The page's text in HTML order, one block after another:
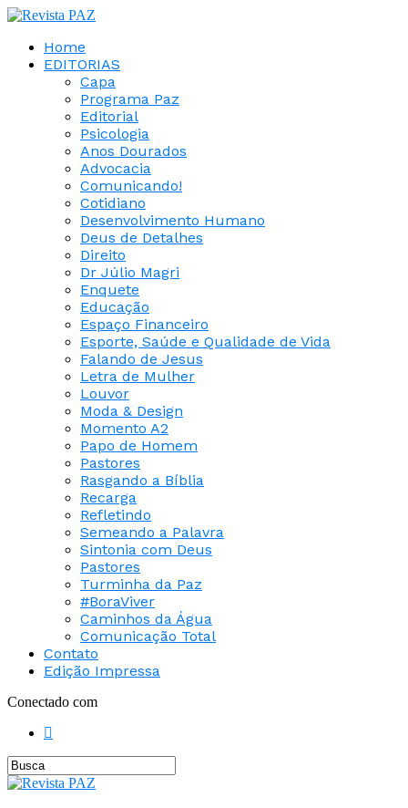
Home
EDITORIAS
Capa
Programa Paz
Editorial
Psicologia
Anos Dourados
Advocacia
Comunicando!
Cotidiano
Desenvolvimento Humano
Deus de Detalhes
Direito
Dr Júlio Magri
Enquete
Educação
Espaço Financeiro
Esporte, Saúde e Qualidade de Vida
Falando de Jesus
Letra de Mulher
Louvor
Moda & Design
Momento A2
Papo de Homem
Pastores
Rasgando a Bíblia
Recarga
Refletindo
Semeando a Palavra
Sintonia com Deus
Pastores
Turminha da Paz
#BoraViver
Caminhos da Água
Comunicação Total
Contato
Edição Impressa
Conectado com